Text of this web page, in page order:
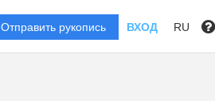
Отправить рукопись ВХОД RU